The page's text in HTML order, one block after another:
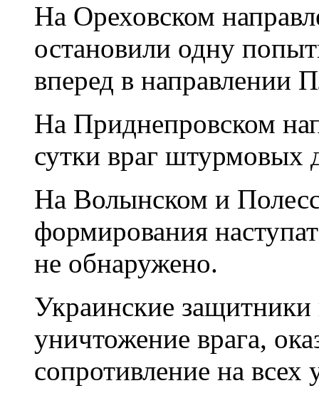
На Ореховском
остановили одну
вперед в направлении
На Приднепровском
сутки враг штурмовых
На Волынском и
формирования
не обнаружено.
Украинские
уничтожение врага,
сопротивление на всех